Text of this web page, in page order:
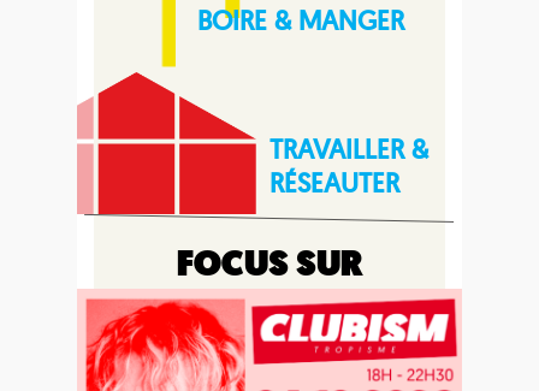
BOIRE & MANGER
TRAVAILLER &
RÉSEAUTER
FOCUS SUR